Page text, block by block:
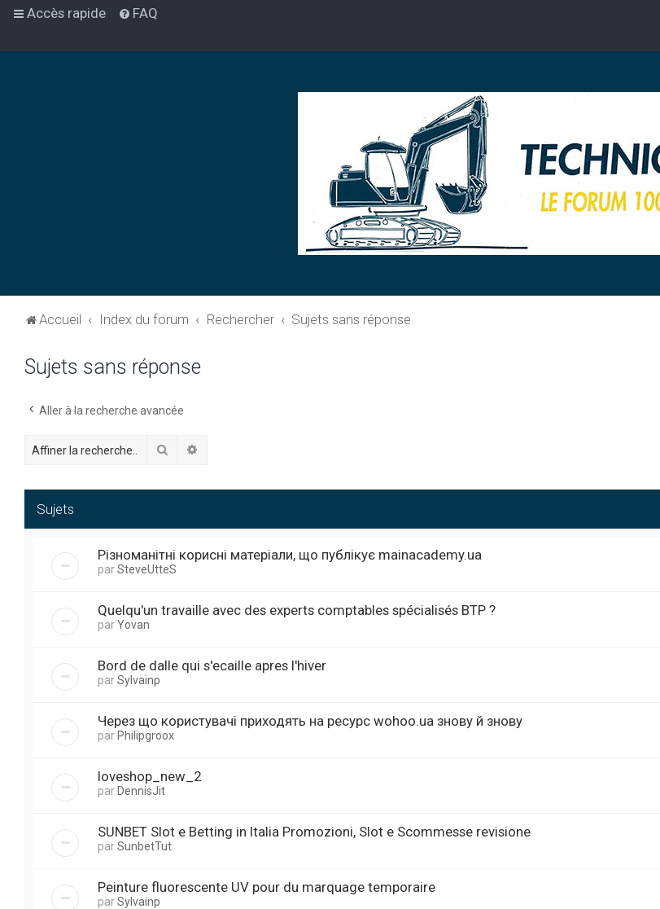
Accès rapide FAQ
Accueil Index du forum Rechercher Sujets sans réponse
Sujets sans réponse
Aller à la recherche avancée
Rechercher
Sujets
Різноманітні корисні матеріали, що публікує mainacademy.ua
parSteveUtteS
Quelqu'un travaille avec des experts comptables spécialisés BTP ?
parYovan
Bord de dalle qui s'ecaille apres l'hiver
parSylvainp
Через що користувачі приходять на ресурс wohoo.ua знову й знову
par Philipgroox
loveshop_new_2
par DennisJit
SUNBET Slot e Betting in Italia Promozioni, Slot e Scommesse revisione
parSunbetTut
Peinture fluorescente UV pour du marquage temporaire
parSylvainp